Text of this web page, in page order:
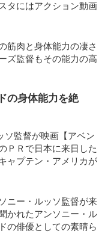
タにはアクション動画
筋肉と身体能力の凄さ
ズ監督もその能力の高
の身体能力を絶
ソ監督が映画【アベン
ＰＲで日本に来日した
ャプテン・アメリカが
ニー・ルッソ監督が来
かれたアンソニー・ル
の俳優としての素晴ら